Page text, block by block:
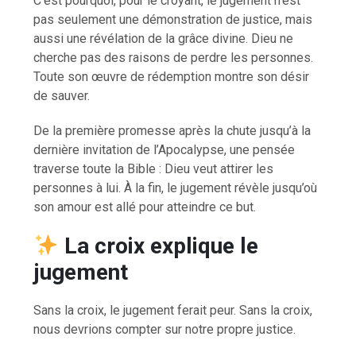
pas seulement une démonstration de justice, mais
aussi une révélation de la grâce divine. Dieu ne
cherche pas des raisons de perdre les personnes.
Toute son œuvre de rédemption montre son désir
de sauver.
De la première promesse après la chute jusqu’à la
dernière invitation de l’Apocalypse, une pensée
traverse toute la Bible : Dieu veut attirer les
personnes à lui. À la fin, le jugement révèle jusqu’où
son amour est allé pour atteindre ce but.
La croix explique le
jugement
Sans la croix, le jugement ferait peur. Sans la croix,
nous devrions compter sur notre propre justice.